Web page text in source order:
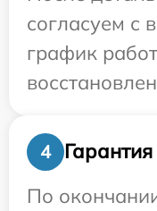
согласуем с
график
4
Гарантия
По